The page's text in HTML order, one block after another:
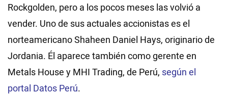
Rockgolden, pero a los pocos meses las volvió a
vender. Uno de sus actuales accionistas es el
norteamericano Shaheen Daniel Hays, originario de
Jordania. Él aparece también como gerente en
Metals House y MHI Trading, de Perú, según el
portal Datos Perú.